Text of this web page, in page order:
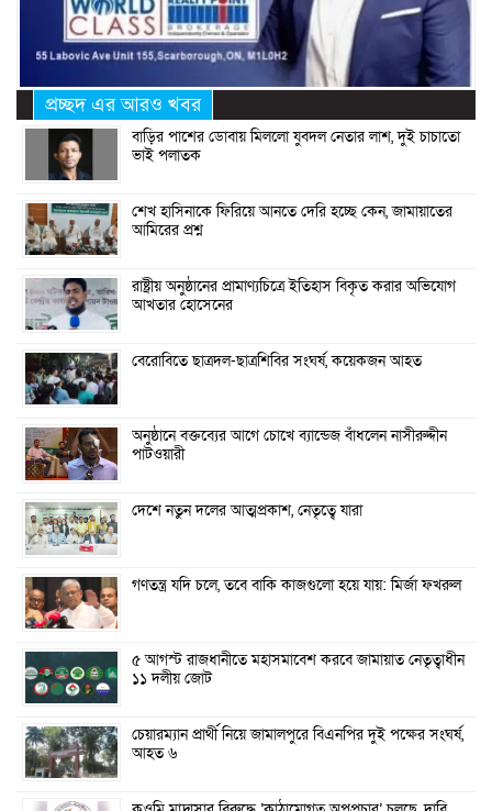
প্রচ্ছদ এর আরও খবর
বাড়ির পাশের ডোবায় মিললো যুবদল নেতার লাশ, দুই চাচাতো
ভাই পলাতক
শেখ হাসিনাকে ফিরিয়ে আনতে দেরি হচ্ছে কেন, জামায়াতের
আমিরের প্রশ্ন
রাষ্ট্রীয় অনুষ্ঠানের প্রামাণ্যচিত্রে ইতিহাস বিকৃত করার অভিযোগ
আখতার হোসেনের
বেরোবিতে ছাত্রদল-ছাত্রশিবির সংঘর্ষ, কয়েকজন আহত
অনুষ্ঠানে বক্তব্যের আগে চোখে ব্যান্ডেজ বাঁধলেন নাসীরুদ্দীন
পাটওয়ারী
দেশে নতুন দলের আত্মপ্রকাশ, নেতৃত্বে যারা
গণতন্ত্র যদি চলে, তবে বাকি কাজগুলো হয়ে যায়: মির্জা ফখরুল
৫ আগস্ট রাজধানীতে মহাসমাবেশ করবে জামায়াত নেতৃত্বাধীন
১১ দলীয় জোট
চেয়ারম্যান প্রার্থী নিয়ে জামালপুরে বিএনপির দুই পক্ষের সংঘর্ষ,
আহত ৬